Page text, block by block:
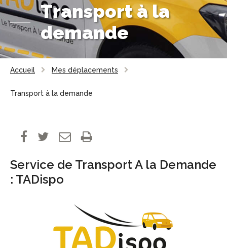
Transport à la
demande
Accueil Mes déplacements
Transport à la demande
Service de Transport A la Demande
: TADispo